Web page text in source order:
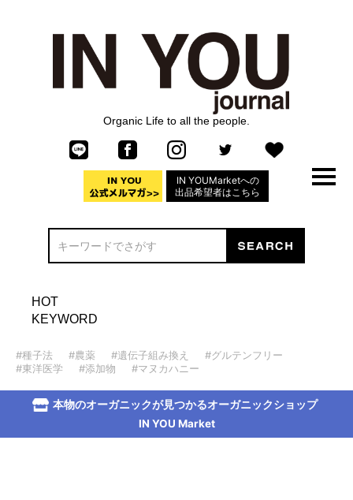
Organic Life to all the people.
IN YOUMarketへの
出品希望者はこちら
HOT
KEYWORD
#種子法 #農薬 #遺伝子組み換え
#グルテンフリー
#東洋医学
#添加物 #マヌカハニー
本物のオーガニックが見つかるオーガニックショップ
IN YOU Market